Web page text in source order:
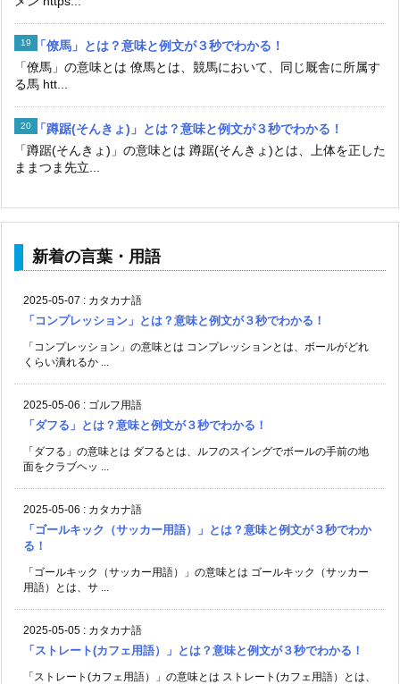
「僚馬」とは？意味と例文が３秒でわかる！
「僚馬」の意味とは 僚馬とは、競馬において、同じ厩舎に所属す
る馬 htt...
「蹲踞(そんきょ)」とは？意味と例文が３秒でわかる！
「蹲踞(そんきょ)」の意味とは 蹲踞(そんきょ)とは、上体を正した
ままつま先立...
新着の言葉・用語
2025-05-07 : カタカナ語
「コンプレッション」とは？意味と例文が３秒でわかる！
「コンプレッション」の意味とは コンプレッションとは、ボールがどれ
くらい潰れるか ...
2025-05-06 : ゴルフ用語
「ダフる」とは？意味と例文が３秒でわかる！
「ダフる」の意味とは ダフるとは、ルフのスイングでボールの手前の地
面をクラブヘッ ...
2025-05-06 : カタカナ語
「ゴールキック（サッカー用語）」とは？意味と例文が３秒でわか
る！
「ゴールキック（サッカー用語）」の意味とは ゴールキック（サッカー
用語）とは、サ ...
2025-05-05 : カタカナ語
「ストレート(カフェ用語）」とは？意味と例文が３秒でわかる！
「ストレート(カフェ用語）」の意味とは ストレート(カフェ用語）とは、